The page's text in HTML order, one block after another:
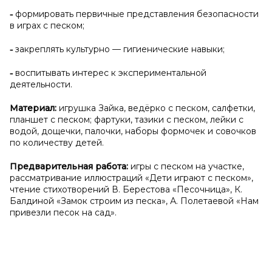
˗ формировать первичные представления безопасности
в играх с песком;
˗закреплять культурно — гигиенические навыки;
˗воспитывать интерес к экспериментальной
деятельности.
Материал: игрушка Зайка, ведёрко с песком, салфетки,
планшет с песком; фартуки, тазики с песком, лейки с
водой, дощечки, палочки, наборы формочек и совочков
по количеству детей.
Предварительная работа: игры с песком на участке,
рассматривание иллюстраций «Дети играют с песком»,
чтение стихотворений В. Берестова «Песочница», К.
Балдиной «Замок строим из песка», А. Полетаевой «Нам
привезли песок на сад».